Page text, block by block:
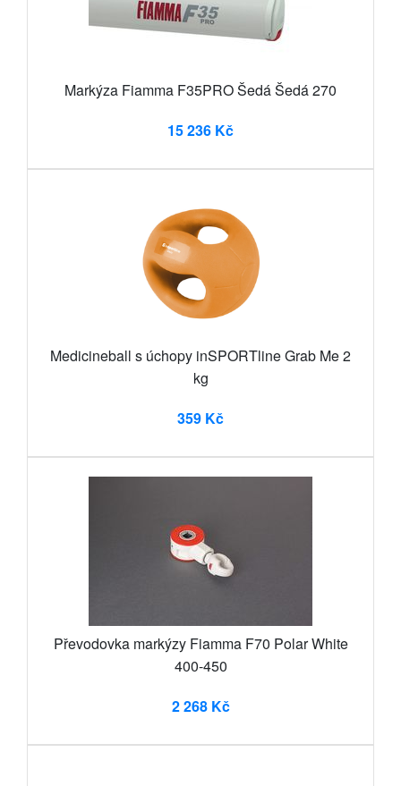
Markýza Fiamma F35PRO Šedá Šedá 270
15 236 Kč
Medicineball s úchopy inSPORTline Grab Me 2
kg
359 Kč
Převodovka markýzy Fiamma F70 Polar White
400-450
2 268 Kč